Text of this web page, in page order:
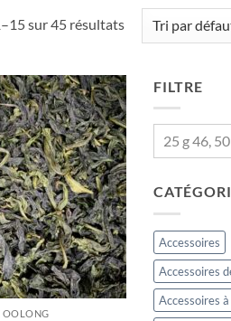
sur 45 résultats
OOLONG
FILTRE
25 g 46,
Accessoires
Accessoires
Accessoires